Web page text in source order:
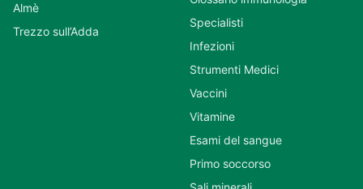
Almè
Trezzo sull’Adda
Specialisti
Infezioni
Strumenti Medici
Vaccini
Vitamine
Esami del sangue
Primo soccorso